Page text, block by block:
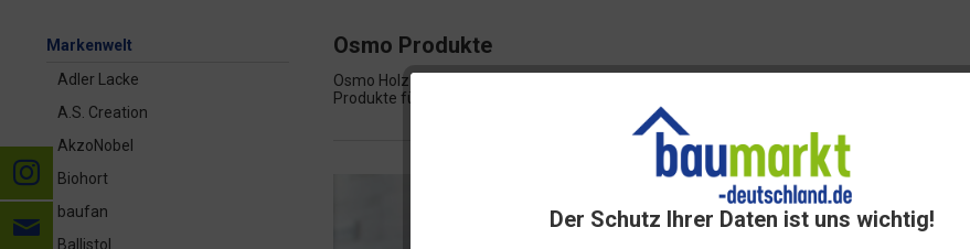
Der Schutz Ihrer Daten ist uns wichtig!
Markenwelt
Adler Lacke
A.S. Creation
AkzoNobel
Biohort
baufan
Ballistol
Osmo Produkte
Osmo Holz und Color ist eine Holzbeschichtungs- und Lackierungsmarke, die für Qualität,
Produkte für verschiedene Anwendungen, z.B. für die Lackierung von Holz, Metall,